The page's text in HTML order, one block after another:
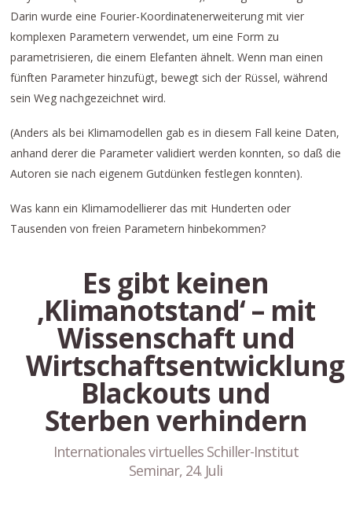
Darin wurde eine Fourier-Koordinatenerweiterung mit vier
komplexen Parametern verwendet, um eine Form zu
parametrisieren, die einem Elefanten ähnelt. Wenn man einen
fünften Parameter hinzufügt, bewegt sich der Rüssel, während
sein Weg nachgezeichnet wird.
(Anders als bei Klimamodellen gab es in diesem Fall keine Daten,
anhand derer die Parameter validiert werden konnten, so daß die
Autoren sie nach eigenem Gutdünken festlegen konnten).
Was kann ein Klimamodellierer das mit Hunderten oder
Tausenden von freien Parametern hinbekommen?
Es gibt keinen
,Klimanotstand‘ – mit
Wissenschaft und
Wirtschaftsentwicklung
Blackouts und
Sterben verhindern
Internationales virtuelles Schiller-Institut
Seminar, 24. Juli